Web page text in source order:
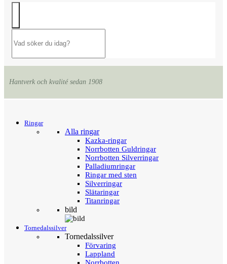
Hantverk och kvalité sedan 1908
Ringar
Alla ringar
Kazka-ringar
Norrbotten Guldringar
Norrbotten Silverringar
Palladiumringar
Ringar med sten
Silverringar
Slätaringar
Titanringar
bild
Tornedalssilver
Tornedalssilver
Förvaring
Lappland